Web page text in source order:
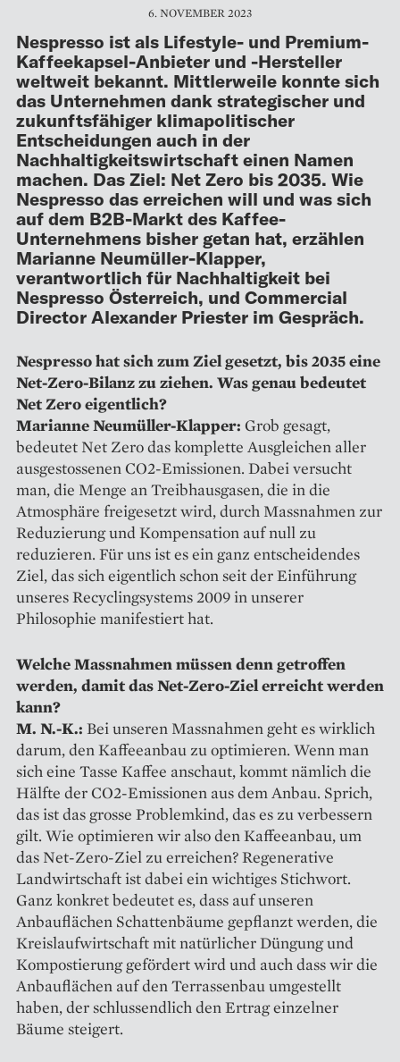
6. NOVEMBER 2023
Nespresso ist als Lifestyle- und Premium-
Kaffeekapsel-Anbieter und -Hersteller
weltweit bekannt. Mittlerweile konnte sich
das Unternehmen dank strategischer und
zukunftsfähiger klimapolitischer
Entscheidungen auch in der
Nachhaltigkeitswirtschaft einen Namen
machen. Das Ziel: Net Zero bis 2035. Wie
Nespresso das erreichen will und was sich
auf dem B2B-Markt des Kaffee-
Unternehmens bisher getan hat, erzählen
Marianne Neumüller-Klapper,
verantwortlich für Nachhaltigkeit bei
Nespresso Österreich, und Commercial
Director Alexander Priester im Gespräch.
Nespresso hat sich zum Ziel ­gesetzt, bis 2035 eine
Net-Zero-­Bilanz zu ­ziehen. Was genau ­bedeutet
Net Zero eigentlich?
Marianne Neumüller-Klapper: Grob gesagt,
bedeutet Net Zero das komplette Ausgleichen aller
ausgestossenen CO2-Emissionen. Dabei versucht
man, die Menge an Treibhausgasen, die in die
Atmosphäre freigesetzt wird, durch Massnahmen zur
Reduzierung und Kompensation auf null zu
reduzieren. Für uns ist es ein ganz entscheidendes
Ziel, das sich eigentlich schon seit der Ein­führung
unseres Recyclingsystems 2009 in unserer
Philosophie mani­festiert hat.
Welche Massnahmen müssen denn getroffen
werden, damit das Net-­Zero-Ziel erreicht werden
kann?
M. N.-K.: Bei unseren Mass­nahmen geht es wirklich
darum, den Kaffeeanbau zu optimieren. Wenn man
sich eine Tasse Kaffee anschaut, kommt nämlich die
Hälfte der CO2-Emissionen aus dem Anbau. Sprich,
das ist das grosse Problemkind, das es zu verbessern
gilt. Wie optimieren wir also den Kaffeeanbau, um
das Net-Zero-Ziel zu erreichen? Regenerative
Landwirtschaft ist dabei ein wichtiges Stichwort.
Ganz konkret bedeutet es, dass auf unseren
Anbauflächen Schattenbäume gepflanzt werden, die
Kreislaufwirtschaft mit natürlicher Düngung und
Kompostierung gefördert wird und auch dass wir die
Anbauflächen auf den Terrassenbau umgestellt
haben, der schlussendlich den Ertrag einzelner
Bäume steigert.